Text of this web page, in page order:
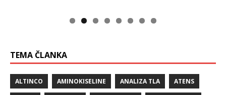
TEMA ČLANKA
ALTINCO AMINOKISELINE ANALIZA TLA ATENS